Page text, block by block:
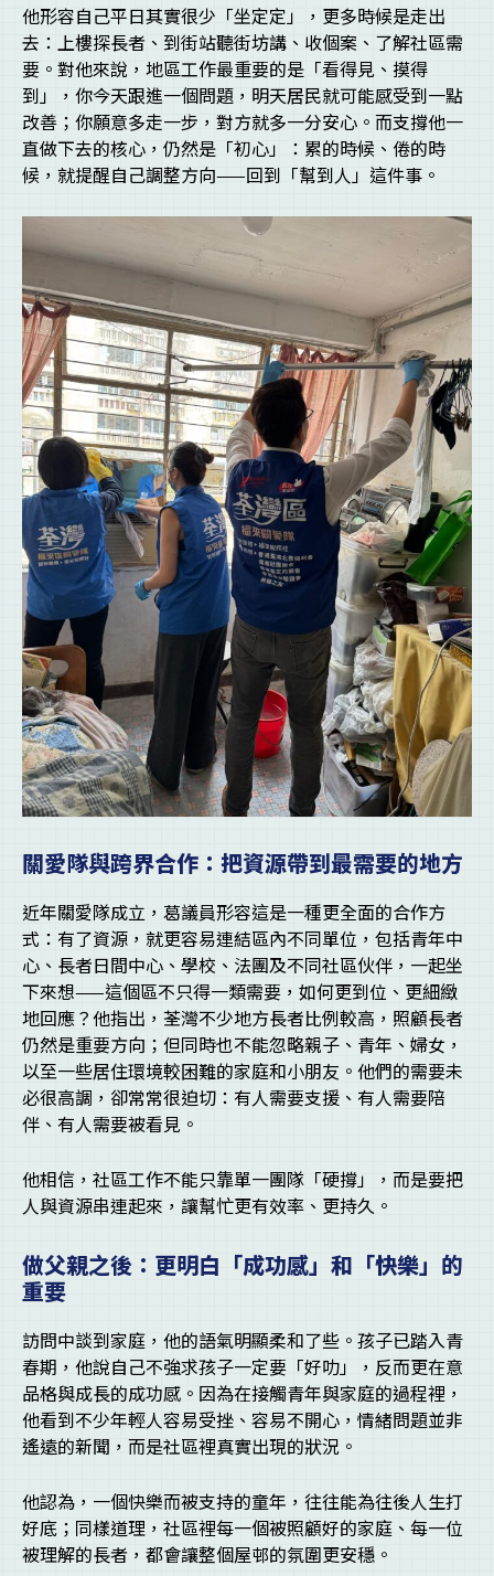
他形容自己平日其實很少「坐定定」，更多時候是走出
去：上樓探長者、到街站聽街坊講、收個案、了解社區需
要。對他來說，地區工作最重要的是「看得見、摸得
到」，你今天跟進一個問題，明天居民就可能感受到一點
改善；你願意多走一步，對方就多一分安心。而支撐他一
直做下去的核心，仍然是「初心」：累的時候、倦的時
候，就提醒自己調整方向——回到「幫到人」這件事。
關愛隊與跨界合作：把資源帶到最需要的地方
近年關愛隊成立，葛議員形容這是一種更全面的合作方
式：有了資源，就更容易連結區內不同單位，包括青年中
心、長者日間中心、學校、法團及不同社區伙伴，一起坐
下來想——這個區不只得一類需要，如何更到位、更細緻
地回應？他指出，荃灣不少地方長者比例較高，照顧長者
仍然是重要方向；但同時也不能忽略親子、青年、婦女，
以至一些居住環境較困難的家庭和小朋友。他們的需要未
必很高調，卻常常很迫切：有人需要支援、有人需要陪
伴、有人需要被看見。
他相信，社區工作不能只靠單一團隊「硬撐」，而是要把
人與資源串連起來，讓幫忙更有效率、更持久。
做父親之後：更明白「成功感」和「快樂」的
重要
訪問中談到家庭，他的語氣明顯柔和了些。孩子已踏入青
春期，他說自己不強求孩子一定要「好叻」，反而更在意
品格與成長的成功感。因為在接觸青年與家庭的過程裡，
他看到不少年輕人容易受挫、容易不開心，情緒問題並非
遙遠的新聞，而是社區裡真實出現的狀況。
他認為，一個快樂而被支持的童年，往往能為往後人生打
好底；同樣道理，社區裡每一個被照顧好的家庭、每一位
被理解的長者，都會讓整個屋邨的氛圍更安穩。